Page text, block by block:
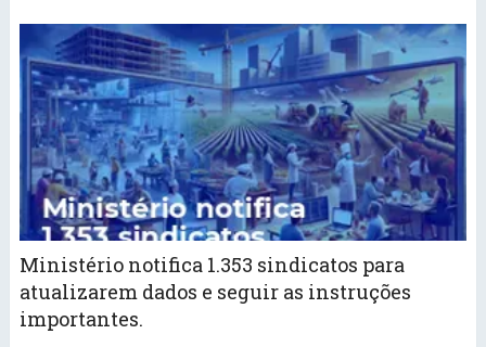
Ministério notifica 1.353 sindicatos para
atualizarem dados e seguir as instruções
importantes.